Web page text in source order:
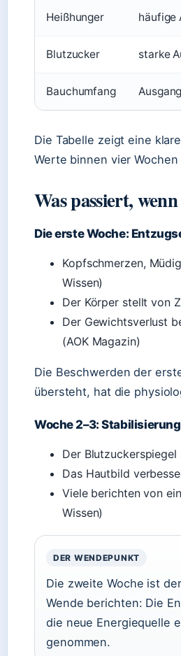
Heißhunger häufige
Blutzucker starke
Bauchumfang
Die Tabelle zeigt eine
Werte binnen vier
Was passiert,
Die erste Woche:
Kopfschmerzen,
Wissen)
Der Körper stellt von
Der Gewichtsverlust
(AOK Magazin)
Die Beschwerden der
übersteht, hat die
Woche 2–3:
Der
Das Hautbild
Viele berichten von
Wissen)
DER WENDEPUNKT
Die zweite Woche ist
Wende berichten: Die
die neue Energiequelle
genommen.